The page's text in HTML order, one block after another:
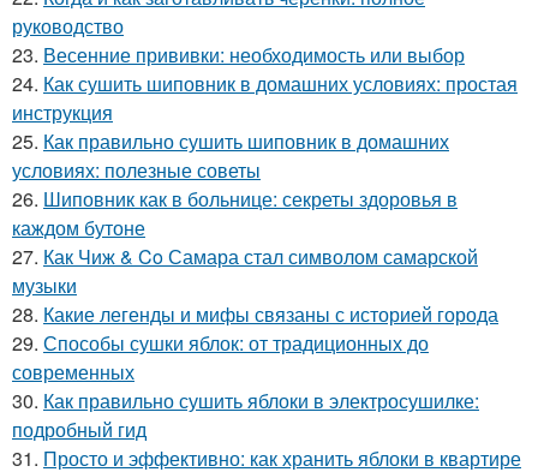
руководство
23. Весенние прививки: необходимость или выбор
24. Как сушить шиповник в домашних условиях: простая
инструкция
25. Как правильно сушить шиповник в домашних
условиях: полезные советы
26. Шиповник как в больнице: секреты здоровья в
каждом бутоне
27. Как Чиж & Co Самара стал символом самарской
музыки
28. Какие легенды и мифы связаны с историей города
29. Способы сушки яблок: от традиционных до
современных
30. Как правильно сушить яблоки в электросушилке:
подробный гид
31. Просто и эффективно: как хранить яблоки в квартире